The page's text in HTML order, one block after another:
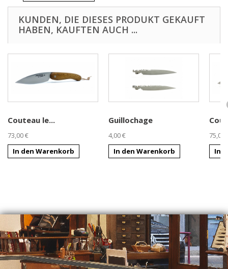
KUNDEN, DIE DIESES PRODUKT GEKAUFT
HABEN, KAUFTEN AUCH ...
Couteau le...
73,00 €
In den Warenkorb
Guillochage
4,00 €
In den Warenkorb
75,00
In